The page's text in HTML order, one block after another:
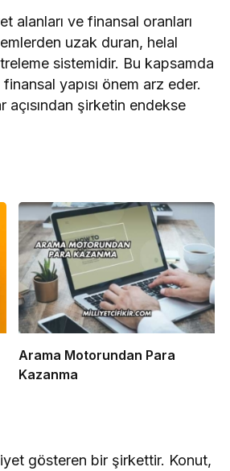
alanları ve finansal oranları
uzak duran, helal
sistemidir. Bu kapsamda
yapısı önem arz eder.
açısından şirketin endekse
Arama Motorundan Para
Kazanma
gösteren bir şirkettir. Konut,